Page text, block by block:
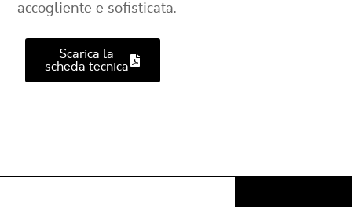
accogliente e sofisticata.
Scarica la
scheda tecnica